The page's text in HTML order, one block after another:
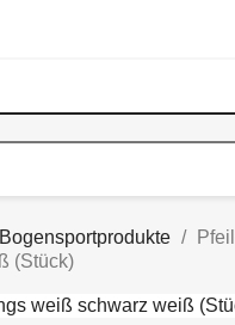
Bogensportprodukte
(Stück)